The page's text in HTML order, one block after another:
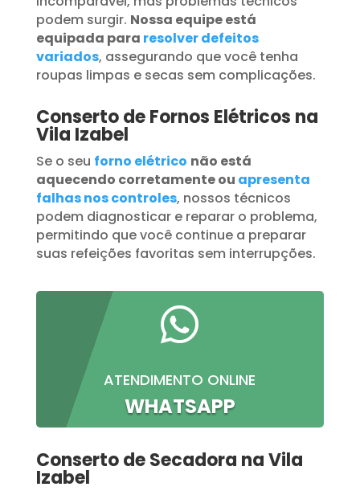
podem surgir. Nossa equipe está
equipada para resolver defeitos
variados, assegurando que você tenha
roupas limpas e secas sem complicações.
Conserto de Fornos Elétricos na
Vila Izabel
Se o seu forno elétrico não está
aquecendo corretamente ou apresenta
falhas nos controles, nossos técnicos
podem diagnosticar e reparar o problema,
permitindo que você continue a preparar
suas refeições favoritas sem interrupções.

ATENDIMENTO ONLINE
WHATSAPP
Conserto de Secadora na Vila
Izabel